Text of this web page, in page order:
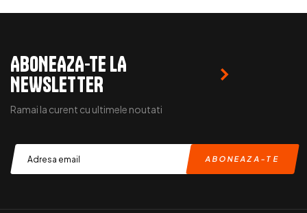
ABONEAZA-TE LA
NEWSLETTER
Ramai la curent cu ultimele noutati